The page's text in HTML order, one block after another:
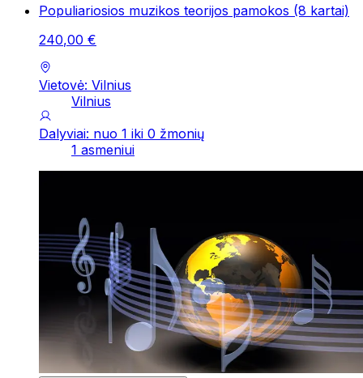
Populiariosios muzikos teorijos pamokos (8 kartai)
240,00 €
Vietovė: Vilnius
Vilnius
Dalyviai: nuo 1 iki 0 žmonių
1 asmeniui